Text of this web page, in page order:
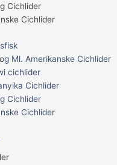
Cichlider
Cichlider
Ml. Amerikanske Cichlider
cichlider
Cichlider
Cichlider
Cichlider